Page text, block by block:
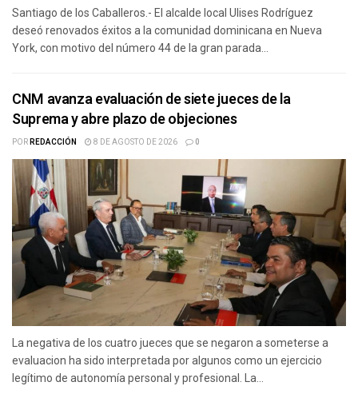
Santiago de los Caballeros.- El alcalde local Ulises Rodríguez
deseó renovados éxitos a la comunidad dominicana en Nueva
York, con motivo del número 44 de la gran parada...
CNM avanza evaluación de siete jueces de la
Suprema y abre plazo de objeciones
PORREDACCIÓN 8 DE AGOSTO DE 2026 0
La negativa de los cuatro jueces que se negaron a someterse a
evaluacion ha sido interpretada por algunos como un ejercicio
legítimo de autonomía personal y profesional. La...